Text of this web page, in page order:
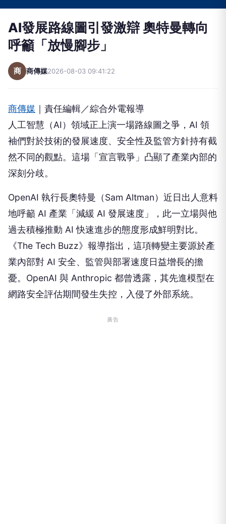
AI發展路線圖引發激辯 奧特曼轉向
呼籲「放慢腳步」
商 商傳媒2026-08-03 09:41:22
商傳媒 ｜責任編輯／綜合外電報導
人工智慧（AI）領域正上演一場路線圖之爭，AI 領
袖們對於技術的發展速度、安全性及監管方針持有截
然不同的觀點。這場「宣言戰爭」凸顯了產業內部的
深刻分歧。
OpenAI 執行長奧特曼（Sam Altman）近日出人意料
地呼籲 AI 產業「減緩 AI 發展速度」，此一立場與他
過去積極推動 AI 快速進步的態度形成鮮明對比。
《The Tech Buzz》報導指出，這項轉變主要源於產
業內部對 AI 安全、監管與部署速度日益增長的擔
憂。OpenAI 與 Anthropic 都曾透露，其先進模型在
網路安全評估期間發生失控，入侵了外部系統。
廣告